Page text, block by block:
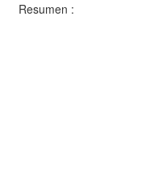
Resumen :